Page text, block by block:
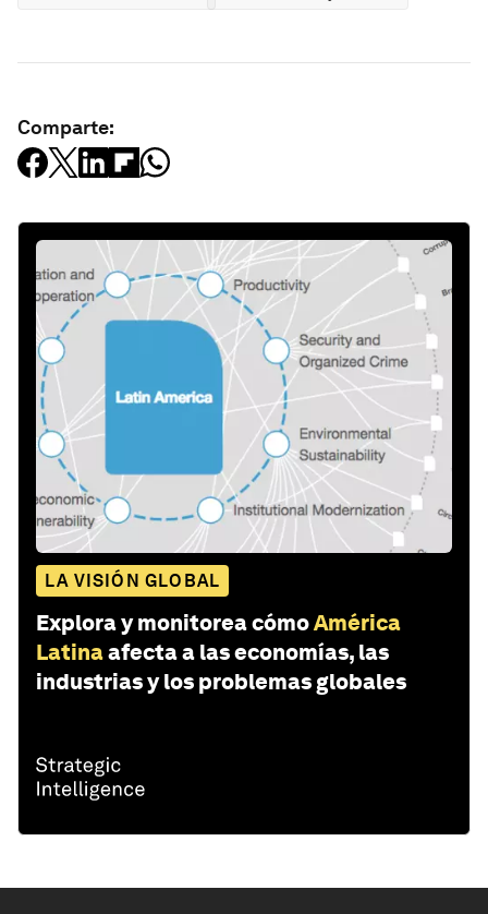
Comparte:
LA VISIÓN GLOBAL
Explora y monitorea cómoAmérica
Latinaafecta a las economías, las
industrias y los problemas globales